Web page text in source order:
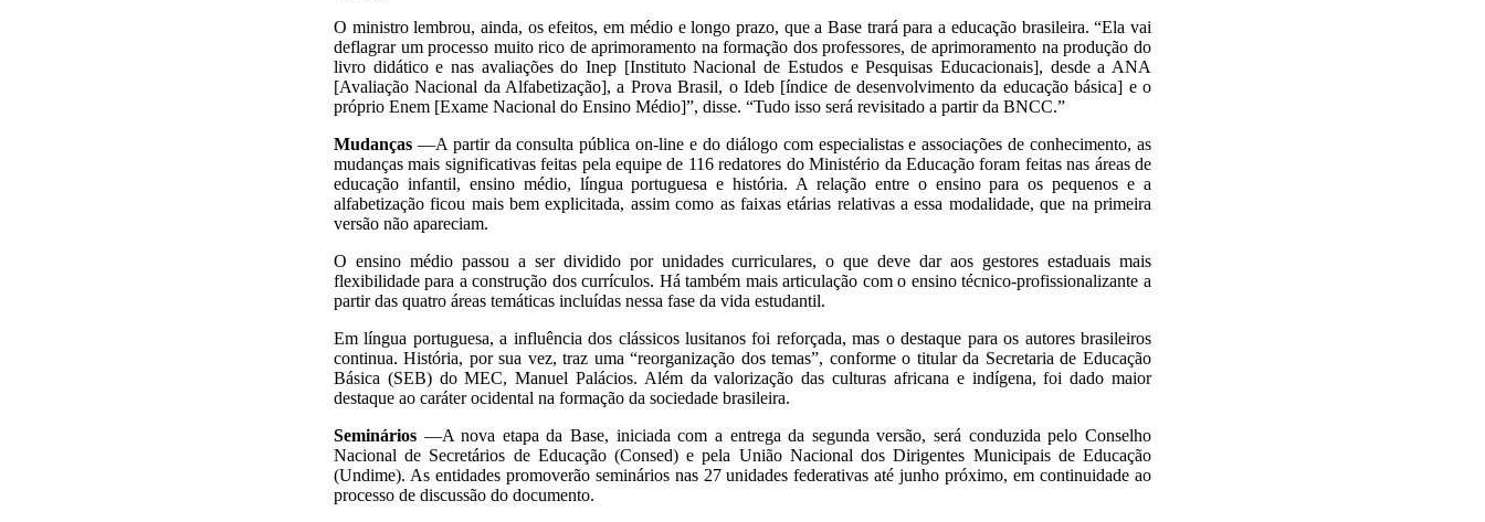
O ministro lembrou, ainda, os efeitos, em médio e longo prazo, que a Base trará para a educação brasileira. “Ela vai
deflagrar um processo muito rico de aprimoramento na formação dos professores, de aprimoramento na produção do
livro didático e nas avaliações do Inep [Instituto Nacional de Estudos e Pesquisas Educacionais], desde a ANA
[Avaliação Nacional da Alfabetização], a Prova Brasil, o Ideb [índice de desenvolvimento da educação básica] e o
próprio Enem [Exame Nacional do Ensino Médio]”, disse. “Tudo isso será revisitado a partir da BNCC.”
Mudanças —A partir da consulta pública on-line e do diálogo com especialistas e associações de conhecimento, as
mudanças mais significativas feitas pela equipe de 116 redatores do Ministério da Educação foram feitas nas áreas de
educação infantil, ensino médio, língua portuguesa e história. A relação entre o ensino para os pequenos e a
alfabetização ficou mais bem explicitada, assim como as faixas etárias relativas a essa modalidade, que na primeira
versão não apareciam.
O ensino médio passou a ser dividido por unidades curriculares, o que deve dar aos gestores estaduais mais
flexibilidade para a construção dos currículos. Há também mais articulação com o ensino técnico-profissionalizante a
partir das quatro áreas temáticas incluídas nessa fase da vida estudantil.
Em língua portuguesa, a influência dos clássicos lusitanos foi reforçada, mas o destaque para os autores brasileiros
continua. História, por sua vez, traz uma “reorganização dos temas”, conforme o titular da Secretaria de Educação
Básica (SEB) do MEC, Manuel Palácios. Além da valorização das culturas africana e indígena, foi dado maior
destaque ao caráter ocidental na formação da sociedade brasileira.
Seminários —A nova etapa da Base, iniciada com a entrega da segunda versão, será conduzida pelo Conselho
Nacional de Secretários de Educação (Consed) e pela União Nacional dos Dirigentes Municipais de Educação
(Undime). As entidades promoverão seminários nas 27 unidades federativas até junho próximo, em continuidade ao
processo de discussão do documento.